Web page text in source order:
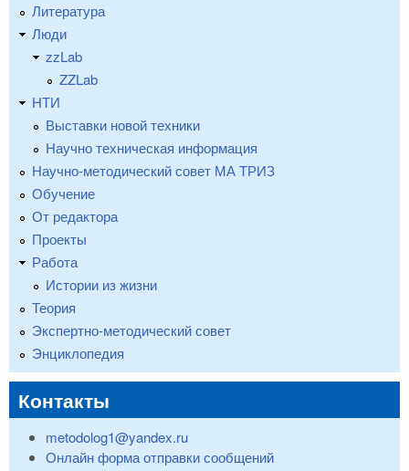
Литература
Люди
zzLab
ZZLab
НТИ
Выставки новой техники
Научно техническая информация
Научно-методический совет МА ТРИЗ
Обучение
От редактора
Проекты
Работа
Истории из жизни
Теория
Экспертно-методический совет
Энциклопедия
Контакты
metodolog1@yandex.ru
Онлайн форма отправки сообщений